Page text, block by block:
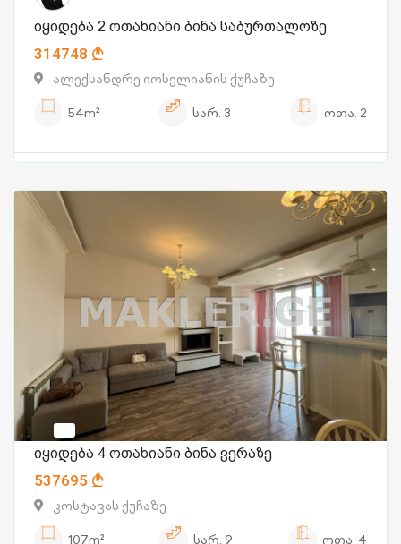
იყიდება 2 ოთახიანი ბინა საბურთალოზე
314748
ალექსანდრე იოსელიანის ქუჩაზე
54m²
სარ. 3 ოთა. 2
იყიდება 4 ოთახიანი ბინა ვერაზე
537695
კოსტავას ქუჩაზე
107m²
სარ. 9 ოთა. 4